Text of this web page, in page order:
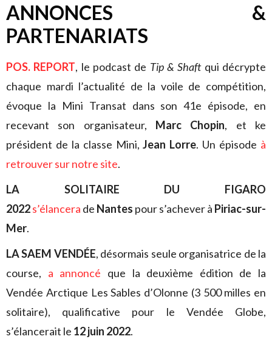
ANNONCES &
PARTENARIATS
POS. REPORT, le podcast de Tip & Shaftqui décrypte
chaque mardi l’actualité de la voile de compétition,
évoque la Mini Transat dans son 41e épisode, en
recevant son organisateur, Marc Chopin, et ke
président de la classe Mini,Jean Lorre. Un épisode à
retrouver sur notre site.
LA SOLITAIRE DU FIGARO
2022s’élancera de Nantes pour s’achever à Piriac-sur-
Mer.
LA SAEM VENDÉE, désormais seule organisatrice de la
course, a annoncé que la deuxième édition de la
Vendée Arctique Les Sables d’Olonne (3 500 milles en
solitaire), qualificative pour le Vendée Globe,
s’élancerait le 12 juin 2022.